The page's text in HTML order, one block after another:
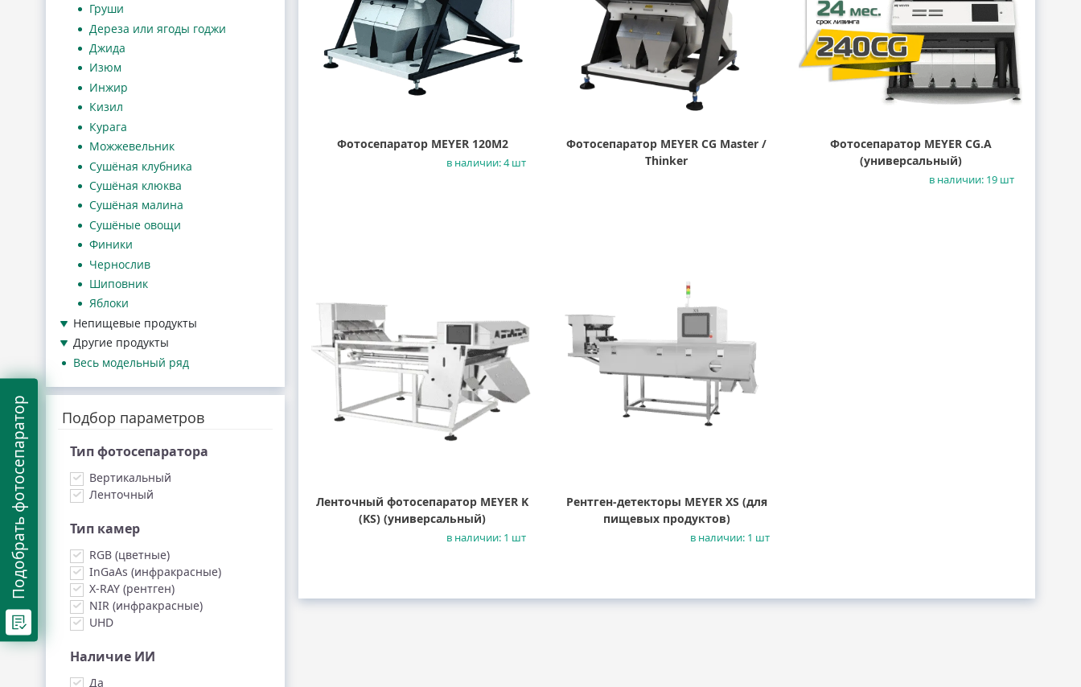
Груши
Дереза или ягоды годжи
Джида
Изюм
Инжир
Кизил
Курага
Можжевельник
Сушёная клубника
Сушёная клюква
Сушёная малина
Сушёные овощи
Финики
Чернослив
Шиповник
Яблоки
Непищевые продукты
Другие продукты
Весь модельный ряд
Подбор параметров
Тип фотосепаратора
Вертикальный
Ленточный
Тип камер
RGB (цветные)
InGaAs (инфракрасные)
X-RAY (рентген)
NIR (инфракрасные)
UHD
Наличие ИИ
Да
Фотосепаратор MEYER 120M2
в наличии: 4 шт
Фотосепаратор MEYER CG Master /
Thinker
Фотосепаратор MEYER CG.A
(универсальный)
в наличии: 19 шт
Ленточный фотосепаратор MEYER K
(KS) (универсальный)
в наличии: 1 шт
Рентген-детекторы MEYER XS (для
пищевых продуктов)
в наличии: 1 шт
Подобрать фотосепаратор